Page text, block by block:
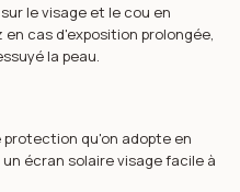
le visage et le cou en
cas d'exposition prolongée,
la peau.
qu'on adopte en
écran solaire visage facile à